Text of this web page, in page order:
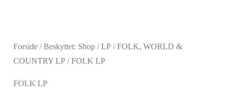
Forside /Beskyttet: Shop /LP /FOLK, WORLD &
COUNTRY LP / FOLK LP
FOLK LP